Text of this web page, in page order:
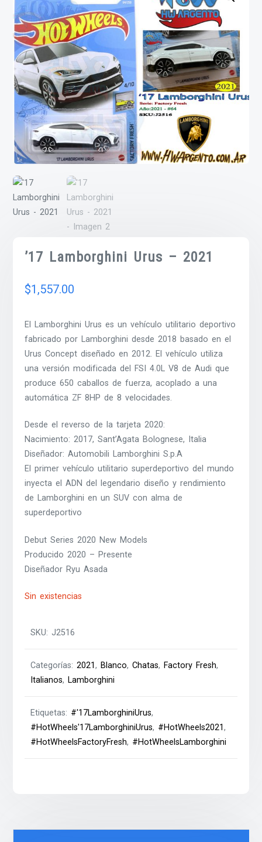
’17 Lamborghini Urus – 2021
$1,557.00
El Lamborghini Urus es un vehículo utilitario deportivo
fabricado por Lamborghini desde 2018 basado en el
Urus Concept diseñado en 2012. El vehículo utiliza
una versión modificada del FSI 4.0L V8 de Audi que
produce 650 caballos de fuerza, acoplado a una
automática ZF 8HP de 8 velocidades.
Desde el reverso de la tarjeta 2020:
Nacimiento: 2017, Sant’Agata Bolognese, Italia
Diseñador: Automobili Lamborghini S.p.A
El primer vehículo utilitario superdeportivo del mundo
inyecta el ADN del legendario diseño y rendimiento
de Lamborghini en un SUV con alma de
superdeportivo
Debut Series 2020 New Models
Producido 2020 – Presente
Diseñador Ryu Asada
Sin existencias
SKU:J2516
Categorías:2021, Blanco,Chatas, Factory Fresh,
Italianos, Lamborghini
Etiquetas: #'17LamborghiniUrus,
#HotWheels'17LamborghiniUrus, #HotWheels2021,
#HotWheelsFactoryFresh, #HotWheelsLamborghini